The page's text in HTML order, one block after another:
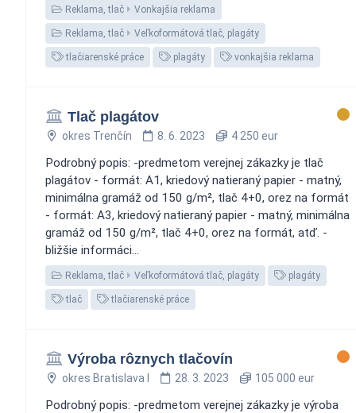
Reklama, tlač Vonkajšia reklama
Reklama, tlač Veľkoformátová tlač, plagáty
tlačiarenské práce plagáty vonkajšia reklama
Tlač plagátov
okres Trenčín 8. 6. 2023 4 250 eur
Podrobný popis: -predmetom verejnej zákazky je tlač
plagátov - formát: A1, kriedový natieraný papier - matný,
minimálna gramáž od 150 g/m², tlač 4+0, orez na formát
- formát: A3, kriedový natieraný papier - matný, minimálna
gramáž od 150 g/m², tlač 4+0, orez na formát, atď. -
bližšie informáci...
Reklama, tlač Veľkoformátová tlač, plagáty plagáty
tlač tlačiarenské práce
Výroba rôznych tlačovín
okres Bratislava I 28. 3. 2023 105 000 eur
Podrobný popis: -predmetom verejnej zákazky je výroba